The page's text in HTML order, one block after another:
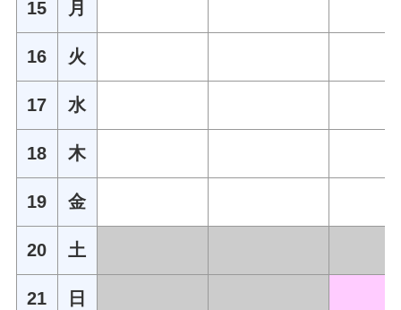
15 月
16 火
17 水
18 木
19 金
20 土
21 日